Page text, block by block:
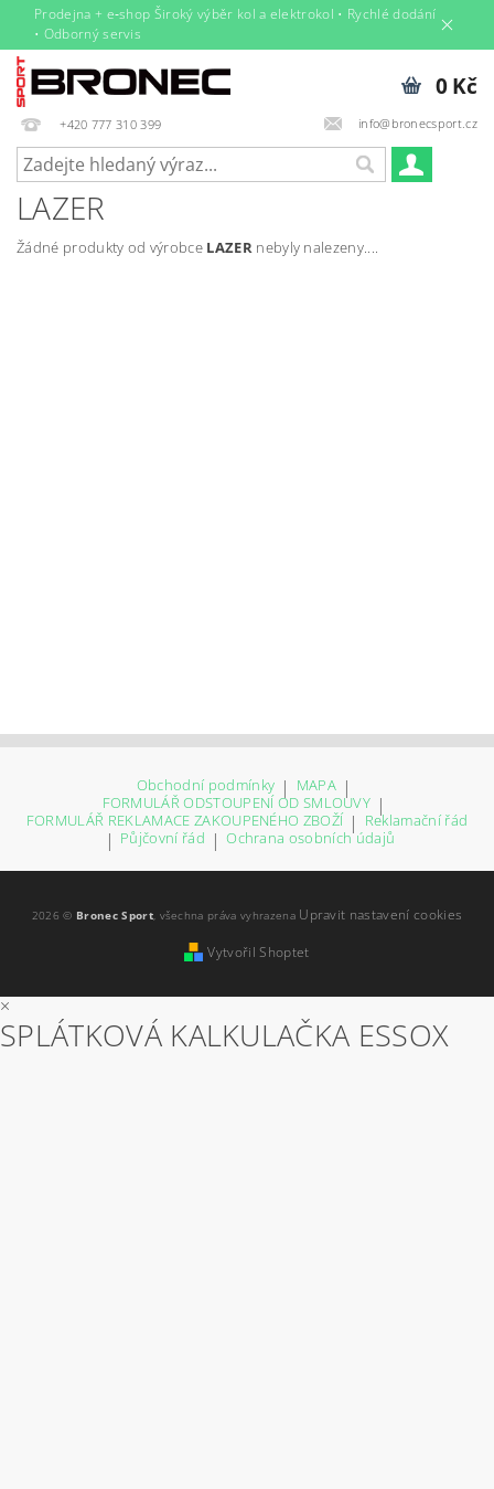
Prodejna + e‑shop Široký výběr kol a elektrokol • Rychlé dodání
• Odborný servis
+420 777 310 399 info@bronecsport.cz
0 Kč
LAZER
Žádné produkty od výrobce LAZER nebyly nalezeny....
Obchodní podmínky | MAPA |
FORMULÁŘ ODSTOUPENÍ OD SMLOUVY |
FORMULÁŘ REKLAMACE ZAKOUPENÉHO ZBOŽÍ | Reklamační řád
| Půjčovní řád | Ochrana osobních údajů
2026 © Bronec Sport, všechna práva vyhrazena Upravit nastavení cookies
Vytvořil Shoptet
×
SPLÁTKOVÁ KALKULAČKA ESSOX